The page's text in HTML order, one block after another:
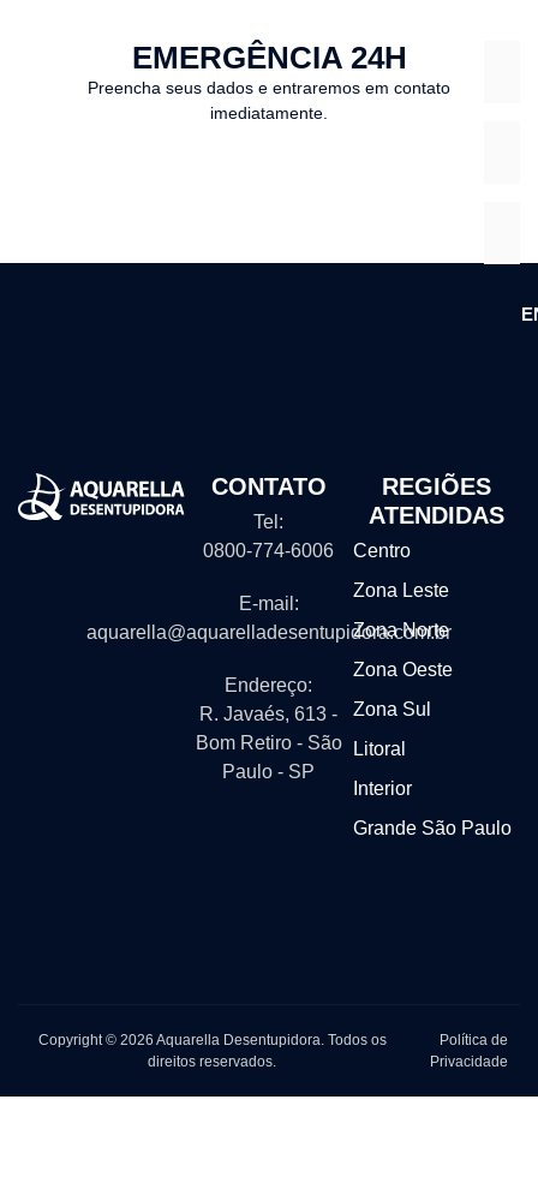
EMERGÊNCIA 24H
Preencha seus dados e entraremos em contato
imediatamente.
CONTATO
Tel:
0800-774-6006
E-mail:
aquarella@aquarelladesentupidora.com.br
Endereço:
R. Javaés, 613 -
Bom Retiro - São
Paulo - SP
REGIÕES
ATENDIDAS
Centro
Zona Leste
Zona Norte
Zona Oeste
Zona Sul
Litoral
Interior
Grande São Paulo
Copyright © 2026 Aquarella Desentupidora. Todos os
direitos reservados.
Política de
Privacidade